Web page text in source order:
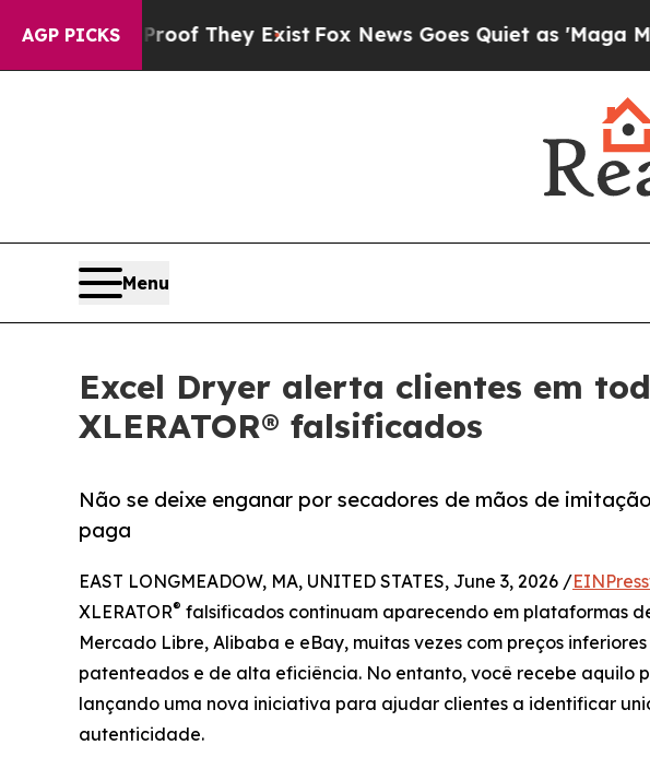
AGP PICKS
no Proof They ExistFox News Goes Quiet as 'Maga Media
Menu
Excel Dryer alerta clientes em
XLERATOR® falsificados
Não se deixe enganar por secadores de mãos de
paga
EAST LONGMEADOW, MA, UNITED STATES, June 3, 2026 /
XLERATOR® falsificados continuam aparecendo em plataformas
Mercado Libre, Alibaba e eBay, muitas vezes com preços
patenteados e de alta eficiência. No entanto, você recebe aquilo
lançando uma nova iniciativa para ajudar clientes a identificar
autenticidade.